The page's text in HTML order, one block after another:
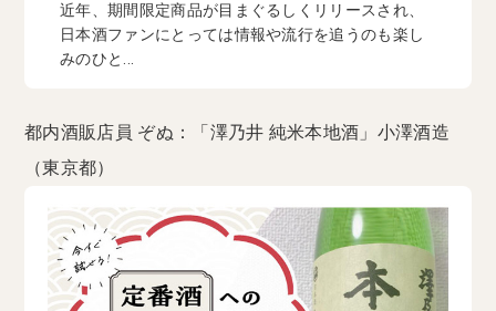
近年、期間限定商品が目まぐるしくリリースされ、
日本酒ファンにとっては情報や流行を追うのも楽し
みのひと...
都内酒販店員 ぞぬ：「澤乃井 純米本地酒」小澤酒造
（東京都）